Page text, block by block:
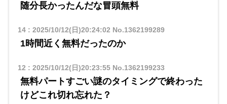
随分長かったんだな冒頭無料
14: 2025/10/12(日)20:24:02 No.1362199289
1時間近く無料だったのか
12 : 2025/10/12(日)20:23:55No.1362199233
無料パートすごい謎のタイミングで終わった
けどこれ切れ忘れた？